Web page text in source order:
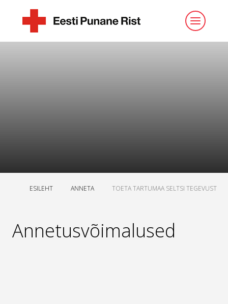
ESILEHT ANNETA TOETA TARTUMAA SELTSI TEGEVUST
Annetusvõimalused